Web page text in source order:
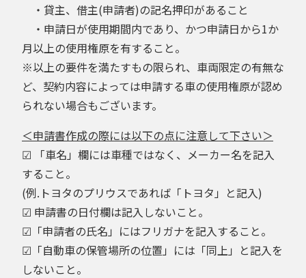
・貸主、借主(申請者)の記名押印があること
・申請日が使用期間内であり、かつ申請日から1か
月以上の使用権原を有すること。
※以上の要件を満たすもの限られ、車両限定の有無な
ど、契約内容によっては申請する車の使用権原が認め
られない場合もございます。
＜申請書作成の際には以下の点に注意して下さい＞
☑ 「車名」欄には車種ではなく、メーカー名を記入
すること。
(例.トヨタのプリウスであれば「トヨタ」と記入)
☑ 申請書の日付欄は記入しないこと。
☑「申請者の氏名」にはフリガナを記入すること。
☑「自動車の保管場所の位置」には「同上」と記入を
しないこと。